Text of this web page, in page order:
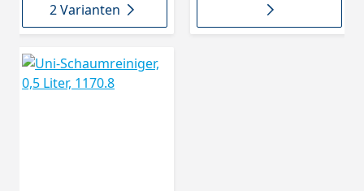
2 Varianten